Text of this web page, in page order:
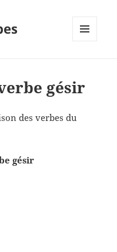
gésir
des verbes du
gésir